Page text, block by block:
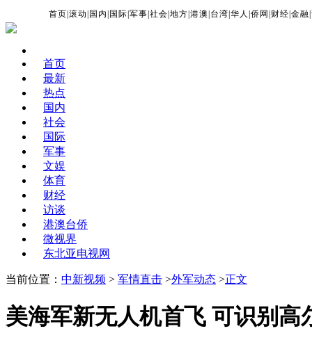
首页 |滚动 国内 国际 |军事 |社会 |地方 |港澳 台湾 |华人 |侨网 财经 |金融 |
首页
最新
热点
国内
社会
国际
军事
文娱
体育
财经
访谈
港澳台侨
微视界
东北亚电视网
当前位置： 中新视频 > 军情直击 >外军动态 >正文
美海军新无人机首飞 可识别高